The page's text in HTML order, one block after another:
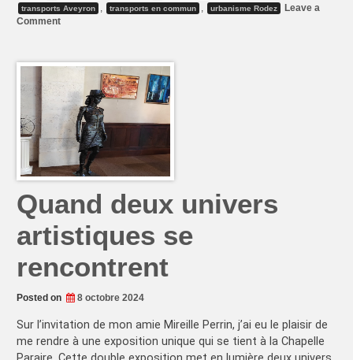
transports Aveyron , transports en commun , urbanisme Rodez
Leave a
Commenton
Rodez
pas
terrible
Quand deux univers
artistiques se
rencontrent
Posted on 8 octobre 2024
Sur l’invitation de mon amie Mireille Perrin, j’ai eu le plaisir de
me rendre à une exposition unique qui se tient à la Chapelle